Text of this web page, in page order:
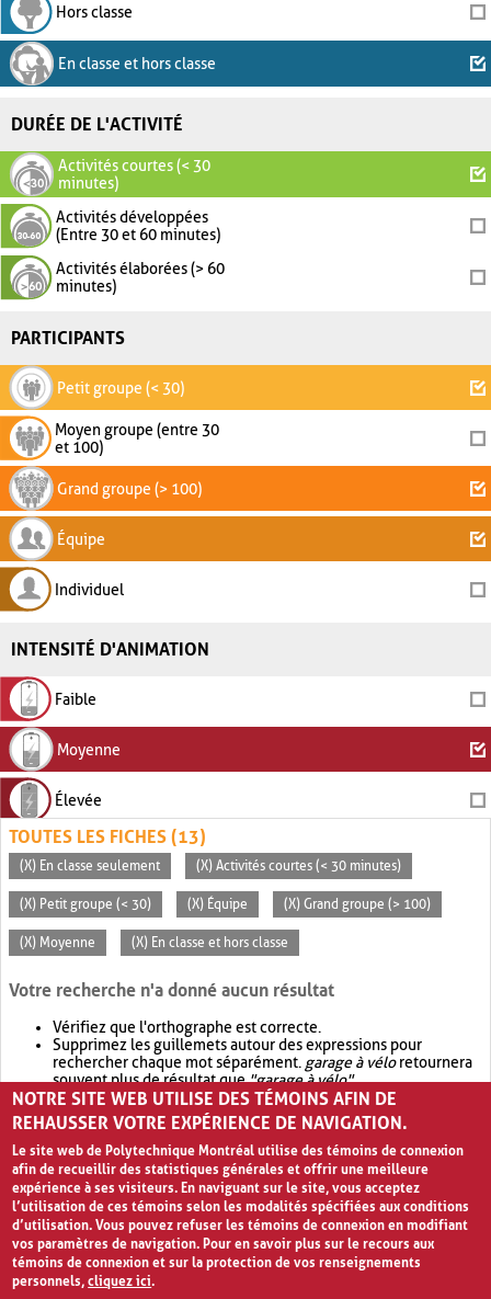
Hors classe
En classe et hors classe
DURÉE DE L'ACTIVITÉ
Activités courtes (< 30
minutes)
Activités développées
(Entre 30 et 60 minutes)
Activités élaborées (> 60
minutes)
PARTICIPANTS
Petit groupe (< 30)
Moyen groupe (entre 30
et 100)
Grand groupe (> 100)
Équipe
Individuel
INTENSITÉ D'ANIMATION
Faible
Moyenne
Élevée
TOUTES LES FICHES (13)
(X) En classe seulement (X) Activités courtes (< 30 minutes)
(X) Petit groupe (< 30) (X) Équipe (X) Grand groupe (> 100)
(X) Moyenne (X) En classe et hors classe
Votre recherche n'a donné aucun résultat
Vérifiez que l'orthographe est correcte.
Supprimez les guillemets autour des expressions pour
rechercher chaque mot séparément. garage à véloretournera
souvent plus de résultat que"garage à vélo".
Envisagez d'élargir votre recherche avec OR.garage OR vélo
retournera souvent plus de résultat quegarage à vélo
NOTRE SITE WEB UTILISE DES TÉMOINS AFIN DE
REHAUSSER VOTRE EXPÉRIENCE DE NAVIGATION.
Le site web de Polytechnique Montréal utilise des témoins de connexion
afin de recueillir des statistiques générales et offrir une meilleure
expérience à ses visiteurs. En naviguant sur le site, vous acceptez
l’utilisation de ces témoins selon les modalités spécifiées aux conditions
d’utilisation. Vous pouvez refuser les témoins de connexion en modifiant
vos paramètres de navigation. Pour en savoir plus sur le recours aux
témoins de connexion et sur la protection de vos renseignements
personnels,cliquez ici.